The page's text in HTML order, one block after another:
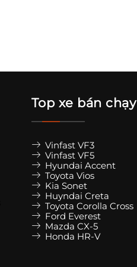
Top xe bán chạy
Vinfast VF3
Vinfast VF5
Hyundai Accent
Toyota Vios
Kia Sonet
Huyndai Creta
Toyota Corolla Cross
Ford Everest
Mazda CX-5
Honda HR-V